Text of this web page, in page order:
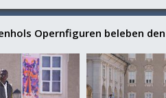
Opernfiguren beleben